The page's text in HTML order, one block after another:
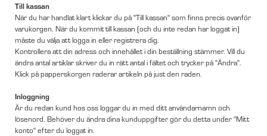
Till kassan
När du har handlat klart klickar du på "Till kassan" som finns precis ovanför
varukorgen. När du kommit till kassan (och du inte redan har loggat in)
måste du välja att logga in eller registrera dig.
Kontrollera att din adress och innehållet i din beställning stämmer. Vill du
ändra antal artiklar skriver du in rätt antal i fältet och trycker på "Ändra".
Klick på papperskorgen raderar artikeln på just den raden.
Inloggning
Är du redan kund hos oss loggar du in med ditt användarnamn och
lösenord. Behöver du ändra dina kunduppgifter gör du detta under "Mitt
konto" efter du loggat in.